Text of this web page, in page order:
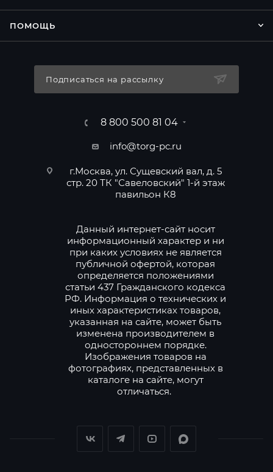
ПОМОЩЬ
Подписаться на рассылку
8 800 500 81 04
info@torg-pc.ru
г.Москва, ул. Сущевский вал, д. 5
стр. 20 ТК "Савеловский" 1-й этаж
павильон К8
Данный интернет-сайт носит
информационный характер и ни
при каких условиях не является
публичной офертой, которая
определяется положениями
статьи 437 Гражданского кодекса
РФ. Информация о технических и
иных характеристиках товаров,
указанная на сайте, может быть
изменена производителем в
одностороннем порядке.
Изображения товаров на
фотографиях, представленных в
каталоге на сайте, могут
отличаться.